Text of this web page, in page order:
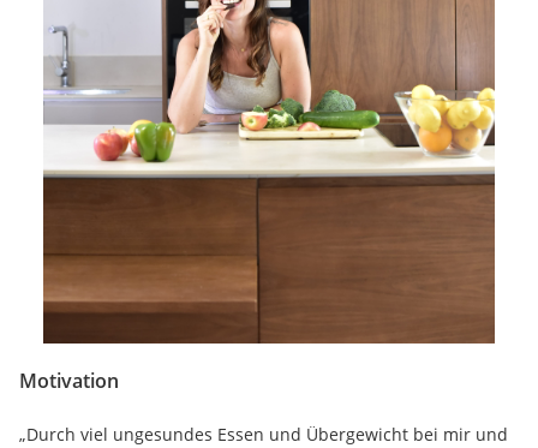
Motivation
„Durch viel ungesundes Essen und Übergewicht bei mir und